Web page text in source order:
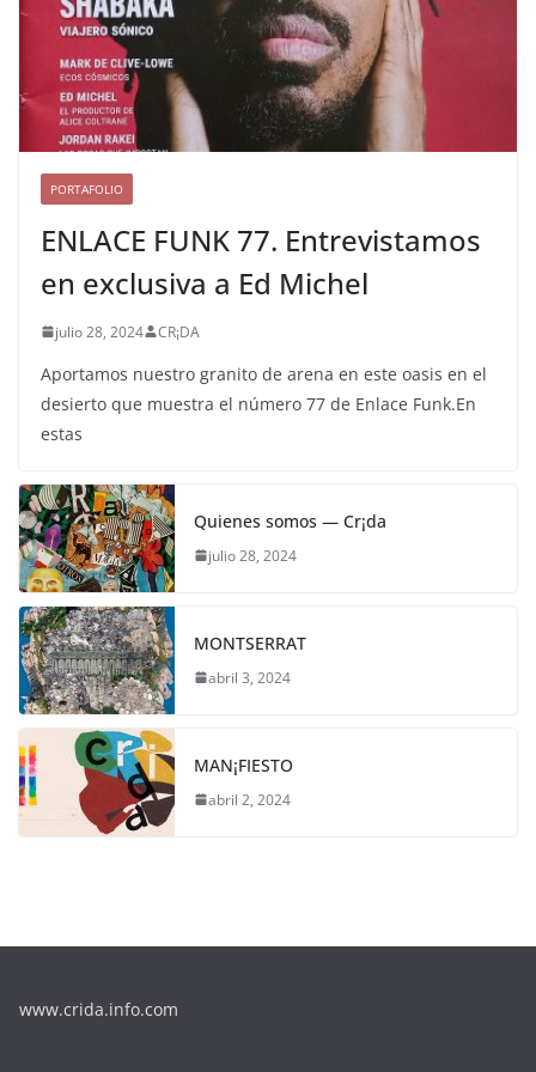
PORTAFOLIO
ENLACE FUNK 77. Entrevistamos
en exclusiva a Ed Michel
julio 28, 2024 CR¡DA
Aportamos nuestro granito de arena en este oasis en el
desierto que muestra el número 77 de Enlace Funk.En
estas
Quienes somos — Cr¡da
julio 28, 2024
MONTSERRAT
abril 3, 2024
MAN¡FIESTO
abril 2, 2024
www.crida.info.com